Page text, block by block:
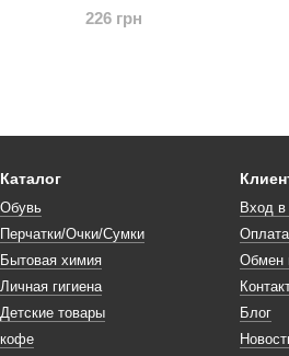
VANIGLIA 250 МЛ.
226 грн
Каталог
Обувь
Перчатки/Очки/Сумки
Бытовая химия
Личная гигиена
Детские товары
кофе
Вход в
Обмен
Блог